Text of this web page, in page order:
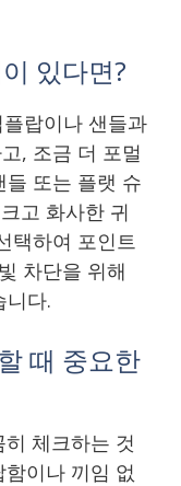
있다면?
랍이나 샌들과
, 조금 더 포멀
또는 플랫 슈
고 화사한 귀
택하여 포인트
차단을 위해
니다.
때 중요한
체크하는 것
이나 끼임 없